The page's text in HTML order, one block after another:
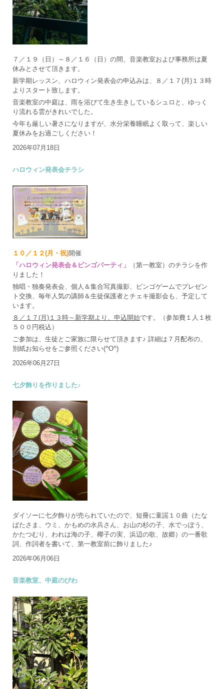
７／１９（日）～８／１６（日）の間、音楽教室および事務所は夏
休みとさせて頂きます。
新学期レッスン、ハロウィン発表会の申込みは、８／１７(月)１３時
よりスタート致します。
音楽教室の中庭は、雨を浴びて生き生きしているシュロと、ゆっく
り流れる雲がきれいでした。
今年も厳しい暑さになりますが、水分栄養睡眠よく取って、楽しい
夏休みをお過ごしください！
2026年07月18日
ハロウィン発表会チラシ
１０／１２(月・祝)開催
「ハロウィン発表会＆ビンゴパーティ」
（第一教室）のチラシを作
りました！
独唱・独奏発表会、個人＆集合写真撮影、ビンゴゲームでプレゼン
ト交換、毎年人気の講師＆生徒保護者とチェキ撮影会も、予定して
います。
８／１７(月)１３時～新学期より、申込開始です。（参加費１人１枚
５００円税込）
ご参加は、生徒とご家族に限らせて頂きます♪ 詳細は７月配布の、
別紙お知らせをご参照ください(^O^)
2026年06月27日
七夕飾りを作りました♪
ダイソーに七夕飾りが売られていたので、短冊に童謡１０曲（たな
ばたさま、ウミ、かもめの水兵さん、お山の杉の子、水でっぽう、
かたつむり、われは海の子、椰子の実、浜辺の歌、故郷）の一番歌
詞、作詞者を書いて、第一教室前に飾りました♪
2026年06月06日
音楽教室、中庭のびわ